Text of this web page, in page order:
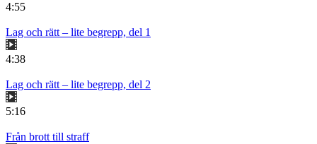
4:55
Lag och rätt – lite begrepp, del 1
4:38
Lag och rätt – lite begrepp, del 2
5:16
Från brott till straff